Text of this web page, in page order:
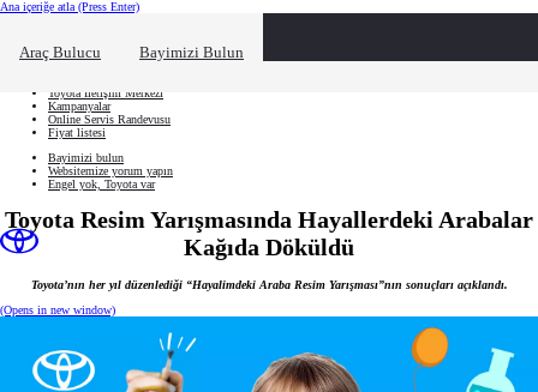
Ana içeriğe atla (Press Enter)
Araç Bulucu Bayimizi Bulun
Ne aramıştınız? Hızlı erişim alanını kapatmak için tıklayın
Toyota İletişim Merkezi
Kampanyalar
Online Servis Randevusu
Fiyat listesi
Bayimizi bulun
Websitemize yorum yapın
Engel yok, Toyota var
Toyota Resim Yarışmasında Hayallerdeki Arabalar
Kağıda Döküldü
Toyota’nın her yıl düzenlediği “Hayalimdeki Araba Resim Yarışması”nın sonuçları açıklandı.
(Opens in new window)